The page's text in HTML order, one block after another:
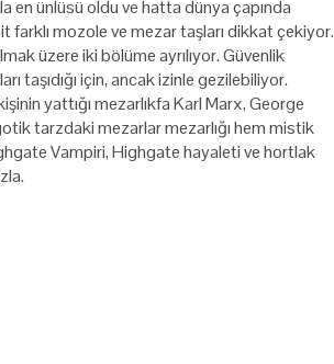
en ünlüsü oldu ve hatta dünya çapında
mozole ve mezar taşları dikkat çekiyor.
üzere iki bölüme ayrılıyor. Güvenlik
taşıdığı için, ancak izinle gezilebiliyor.
yattığı mezarlıkfa Karl Marx, George
tarzdaki mezarlar mezarlığı hem mistik
Vampiri, Highgate hayaleti ve hortlak